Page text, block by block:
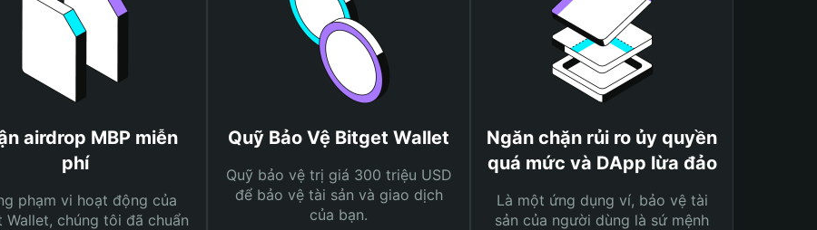
airdrop MBP miễn
phí
phạm vi hoạt động của
Wallet, chúng tôi đã chuẩn
Quỹ Bảo Vệ Bitget Wallet
Quỹ bảo vệ trị giá 300 triệu USD
để bảo vệ tài sản và giao dịch
của bạn.
Ngăn chặn rủi ro ủy quyền
quá mức và DApp lừa đảo
Là một ứng dụng ví, bảo vệ tài
sản của người dùng là sứ mệnh